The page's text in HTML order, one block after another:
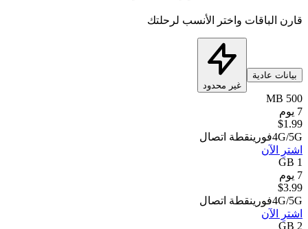
قارن الباقات واختر الأنسب لرحلتك
بيانات عادية
غير محدود
500 MB
7 يوم
$1.99
4G/5Gفورينقطة اتصال
اشترِ الآن
1 GB
7 يوم
$3.99
4G/5Gفورينقطة اتصال
اشترِ الآن
2 GB